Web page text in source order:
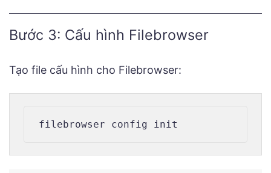
Bước 3: Cấu hình Filebrowser
Tạo file cấu hình cho Filebrowser: